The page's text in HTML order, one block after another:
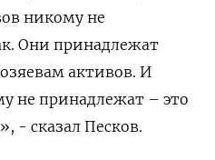
никому не
Они принадлежат
активов. И
не принадлежат – это
- сказал Песков.